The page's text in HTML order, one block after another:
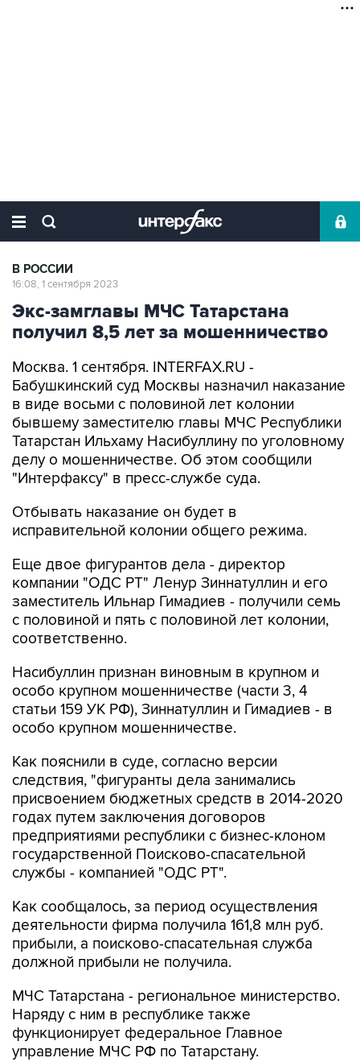
В РОССИИ
16:08, 1 сентября 2023
Экс-замглавы МЧС Татарстана
получил 8,5 лет за мошенничество
Москва. 1 сентября. INTERFAX.RU -
Бабушкинский суд Москвы назначил наказание
в виде восьми с половиной лет колонии
бывшему заместителю главы МЧС Республики
Татарстан Ильхаму Насибуллину по уголовному
делу о мошенничестве. Об этом сообщили
"Интерфаксу" в пресс-службе суда.
Отбывать наказание он будет в
исправительной колонии общего режима.
Еще двое фигурантов дела - директор
компании "ОДС РТ" Ленур Зиннатуллин и его
заместитель Ильнар Гимадиев - получили семь
с половиной и пять с половиной лет колонии,
соответственно.
Насибуллин признан виновным в крупном и
особо крупном мошенничестве (части 3, 4
статьи 159 УК РФ), Зиннатуллин и Гимадиев - в
особо крупном мошенничестве.
Как пояснили в суде, согласно версии
следствия, "фигуранты дела занимались
присвоением бюджетных средств в 2014-2020
годах путем заключения договоров
предприятиями республики с бизнес-клоном
государственной Поисково-спасательной
службы - компанией "ОДС РТ".
Как сообщалось, за период осуществления
деятельности фирма получила 161,8 млн руб.
прибыли, а поисково-спасательная служба
должной прибыли не получила.
МЧС Татарстана - региональное министерство.
Наряду с ним в республике также
функционирует федеральное Главное
управление МЧС РФ по Татарстану.